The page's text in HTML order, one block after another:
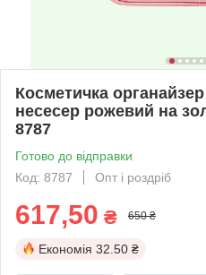
Косметичка
несесер рожевий на
8787
Готово до відправки
Код: 8787
Опт і роздріб
617,50 ₴ 650 ₴
Економія 32.50 ₴